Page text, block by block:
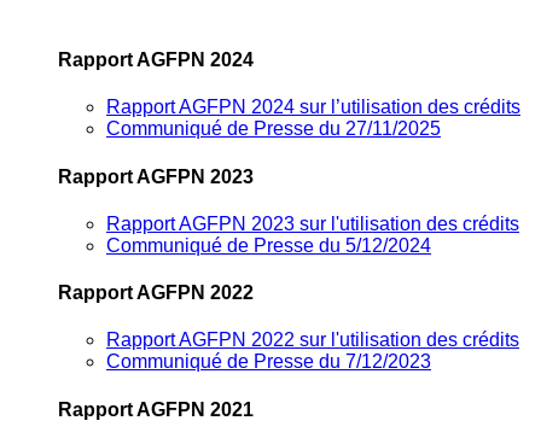
Rapport AGFPN 2024
Rapport AGFPN 2024 sur l’utilisation des crédits
Communiqué de Presse du 27/11/2025
Rapport AGFPN 2023
Rapport AGFPN 2023 sur l'utilisation des crédits
Communiqué de Presse du 5/12/2024
Rapport AGFPN 2022
Rapport AGFPN 2022 sur l'utilisation des crédits
Communiqué de Presse du 7/12/2023
Rapport AGFPN 2021